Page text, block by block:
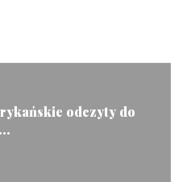
odczyty do